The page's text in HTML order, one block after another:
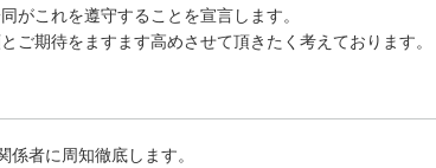
がこれを遵守することを宣言します。
ご期待をますます高めさせて頂きたく考えております。
者に周知徹底します。